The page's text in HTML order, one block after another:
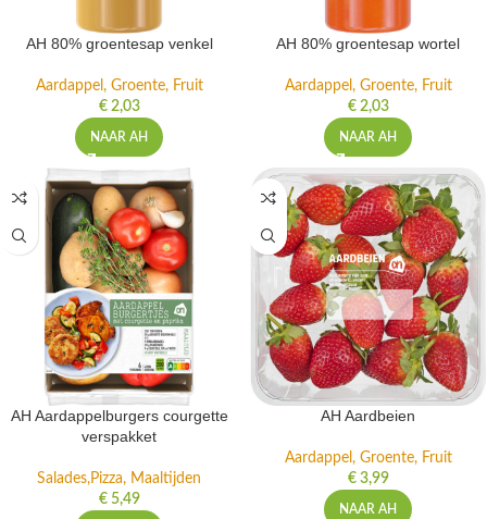
AH 80% groentesap venkel
Aardappel, Groente, Fruit
€2,03
NAAR AH
AH 80% groentesap wortel
Aardappel, Groente, Fruit
€2,03
NAAR AH
AH Aardappelburgers courgette
verspakket
Salades,Pizza, Maaltijden
€5,49
AH Aardbeien
Aardappel, Groente, Fruit
€3,99
NAAR AH